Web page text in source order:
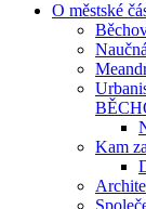
O městské
Kam